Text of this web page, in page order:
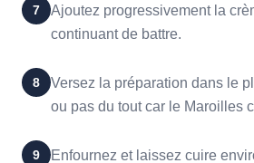
7
Ajoutez progressivement la
continuant de battre.
8
Versez la préparation dans le
ou pas du tout car le Maroilles
9 Enfournez et laissez cuire